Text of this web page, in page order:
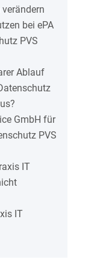
bei ePA
PVS
Ablauf
GmbH für
PVS
IT
IT